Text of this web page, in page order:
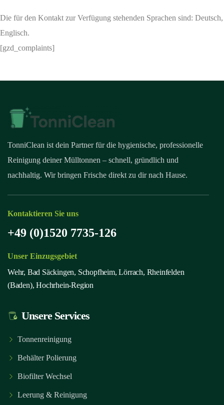
Die für den Kontakt zur Verfügung stehenden Sprachen sind: Deutsch,
Englisch.
[gzd_complaints]
TonniClean ist dein Partner für die hygienische, professionelle
Reinigung deiner Mülltonnen – schnell, gründlich und
nachhaltig. Wir bringen Frische direkt zu dir nach Hause.
Kontaktieren Sie uns
+49 (0)1520 7735-126
Unser Einzugsgebiet
Wehr, Bad Säckingen, Schopfheim, Lörrach, Rheinfelden
(Baden), Hochrhein-Region
Unsere Services
Tonnenreinigung
Behälter Polierung
Biofilter Wechsel
Leerung & Reinigung